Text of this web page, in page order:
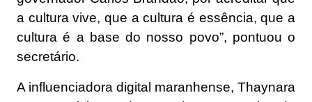
a cultura vive, que a cultura é essência, que a
cultura é a base do nosso povo”, pontuou o
secretário.
A influenciadora digital maranhense, Thaynara